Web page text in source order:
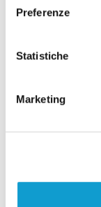
Preferenze
Statistiche
Marketing